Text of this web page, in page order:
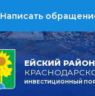
ЕЙСКИЙ РАЙОН
ИНВЕСТИЦИОННЫЙ
Написать